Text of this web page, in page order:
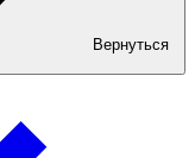
Вернуться